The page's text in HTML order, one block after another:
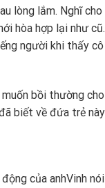
lòng lắm. Nghĩ
hòa hợp lại như
người khi thấy
bồi thường
biết về đứa trẻ
của anhVinh